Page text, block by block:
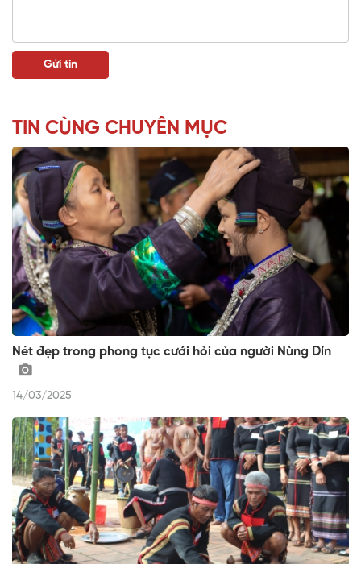
TIN CÙNG CHUYÊN MỤC
Nét đẹp trong phong tục cưới hỏi của người Nùng Dín
14/03/2025